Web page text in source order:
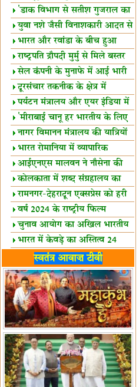
शैक्षिक सत्र शुरू
'डाक विभाग से सतीश गुजराल का
रिश्ता गहरा'
युवा नशे जैसी विनाशकारी आदत से
दूर रहें-मोदी
भारत और रवांडा के बीच हुआ
व्यापार विस्तार
राष्ट्रपति द्रौपदी मुर्मु से मिले बस्तर
के प्रतिनिधि
सेल कंपनी के मुनाफे में आई भारी
उछाल!
दूरसंचार तकनीक के क्षेत्र में
उत्कृष्टता पुरस्कार
पर्यटन मंत्रालय और एयर इंडिया में
समझौता
'मीराबाई चानू हर भारतीय के लिए
प्रेरणा'
नागर विमानन मंत्रालय की यात्रियों
को सलाह
भारत रोमानिया में व्यापारिक
साझेदारियां
आईएनएस मालवन ने नौसेना की
ताकत बढ़ाई
कोलकाता में शब्द संग्रहालय का
उद्घाटन
रामनगर-देहरादून एक्सप्रेस को हरी
झंडीवर्ष 2024 के राष्ट्रीय फिल्म
पुरस्कारों की घोषणा
चुनाव आयोग का अखिल भारतीय
मीडिया सम्मेलन
भारत में केवड़े का अस्तित्‍व 24
लाख वर्ष!
लखनऊ में 'एक राष्ट्र एक चुनाव'
पर बैठक
विधानमंडल लोकतंत्र की पाठशाला
हैं-बिरला
'द वॉयस ऑफ जस्टिस: जस्टिस
गवई स्पीक्स'
राष्ट्रीय युद्ध स्मारक से 'शौर्य विजय
यात्रा' शुरू
भारत जापान में रक्षा संबंधों का
विस्तार
'एनसीसी को मजबूत करना राष्ट्रीय
जिम्मेदारी'
भारत-ऑस्ट्रेलिया ने खेल संबंधों का
जश्न मनाया
'भारत को फुटबॉल में भी वैश्विक
पहचान दिलाएं'
अल्पसंख्यक मंत्री ने की हज
स्वतंत्र आवाज़ टीवी